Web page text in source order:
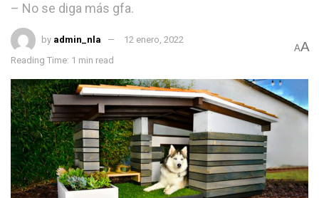
– No se diga más gfa.
by admin_nla
12 enero, 2022
Reading Time: 1 min read
AA